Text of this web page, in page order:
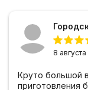
8
Круто большой
приготовления